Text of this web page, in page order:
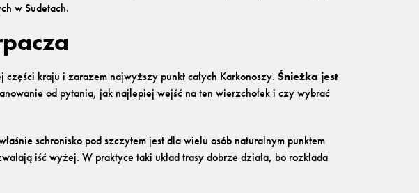
w Sudetach.
kraju i zarazem najwyższy punkt całych Karkonoszy. Śnieżka jest
od pytania, jak najlepiej wejść na ten wierzchołek i czy wybrać
schronisko pod szczytem jest dla wielu osób naturalnym punktem
iść wyżej. W praktyce taki układ trasy dobrze działa, bo rozkłada